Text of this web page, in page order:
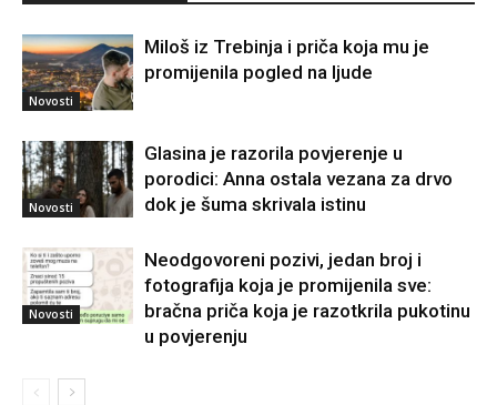
Novosti
Miloš iz Trebinja i priča koja mu je
promijenila pogled na ljude
Novosti
Glasina je razorila povjerenje u
porodici: Anna ostala vezana za drvo
dok je šuma skrivala istinu
Novosti
Neodgovoreni pozivi, jedan broj i
fotografija koja je promijenila sve:
bračna priča koja je razotkrila pukotinu
u povjerenju